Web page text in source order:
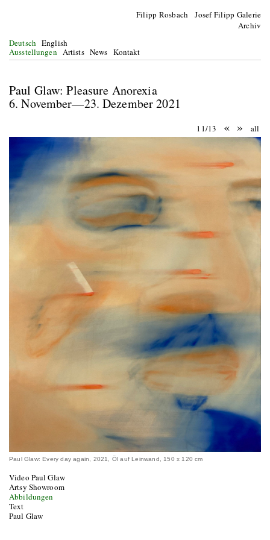
Filipp Rosbach Josef Filipp Galerie
Archiv
Deutsch English
Ausstellungen Artists News Kontakt
Paul Glaw: Pleasure Anorexia
6. November—23. Dezember 2021
11/13 « » all
Paul Glaw: Every day again, 2021, Öl auf Leinwand, 150 x 120 cm
Video Paul Glaw
Artsy Showroom
Abbildungen
Text
Paul Glaw